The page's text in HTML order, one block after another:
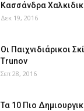
Κασσάνδρα
Δεκ 19, 2016
Οι Παιχνιδιάρικοι
Trunov
Σεπ 28, 2016
Τα 10 Πιο